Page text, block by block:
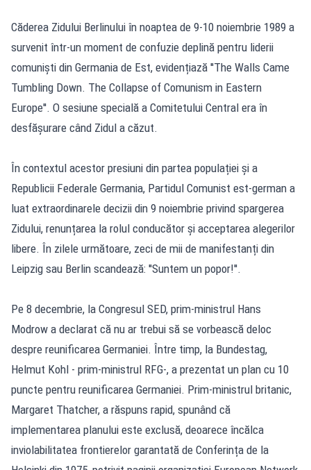
Căderea Zidului Berlinului în noaptea de 9-10 noiembrie 1989 a
survenit într-un moment de confuzie deplină pentru liderii
comuniști din Germania de Est, evidențiază ''The Walls Came
Tumbling Down. The Collapse of Comunism in Eastern
Europe''. O sesiune specială a Comitetului Central era în
desfășurare când Zidul a căzut.
În contextul acestor presiuni din partea populației și a
Republicii Federale Germania, Partidul Comunist est-german a
luat extraordinarele decizii din 9 noiembrie privind spargerea
Zidului, renunțarea la rolul conducător și acceptarea alegerilor
libere. În zilele următoare, zeci de mii de manifestanți din
Leipzig sau Berlin scandează: ''Suntem un popor!''.
Pe 8 decembrie, la Congresul SED, prim-ministrul Hans
Modrow a declarat că nu ar trebui să se vorbească deloc
despre reunificarea Germaniei. Între timp, la Bundestag,
Helmut Kohl - prim-ministrul RFG-, a prezentat un plan cu 10
puncte pentru reunificarea Germaniei. Prim-ministrul britanic,
Margaret Thatcher, a răspuns rapid, spunând că
implementarea planului este exclusă, deoarece încălca
inviolabilitatea frontierelor garantată de Conferința de la